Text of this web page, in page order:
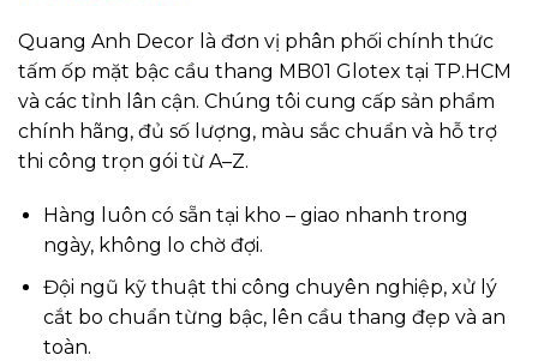
Quang Anh Decor là đơn vị phân phối chính thức
tấm ốp mặt bậc cầu thang MB01 Glotex tại TP.HCM
và các tỉnh lân cận. Chúng tôi cung cấp sản phẩm
chính hãng, đủ số lượng, màu sắc chuẩn và hỗ trợ
thi công trọn gói từ A–Z.
Hàng luôn có sẵn tại kho – giao nhanh trong
ngày, không lo chờ đợi.
Đội ngũ kỹ thuật thi công chuyên nghiệp, xử lý
cắt bo chuẩn từng bậc, lên cầu thang đẹp và an
toàn.